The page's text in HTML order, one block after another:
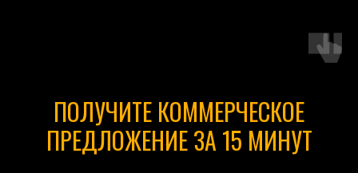
ПОЛУЧИТЕ КОММЕРЧЕСКОЕ
ПРЕДЛОЖЕНИЕ ЗА 15 МИНУТ